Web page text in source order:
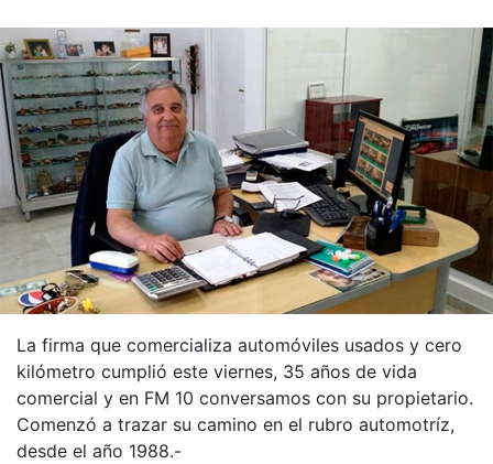
La firma que comercializa automóviles usados y cero
kilómetro cumplió este viernes, 35 años de vida
comercial y en FM 10 conversamos con su propietario.
Comenzó a trazar su camino en el rubro automotríz,
desde el año 1988.-